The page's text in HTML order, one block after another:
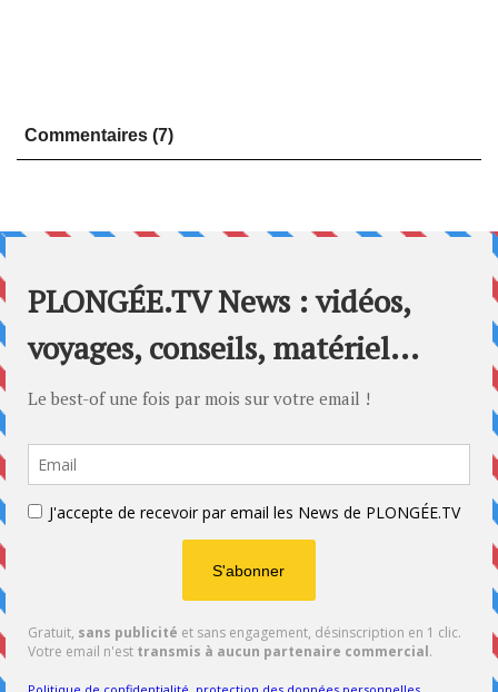
Commentaires (7)